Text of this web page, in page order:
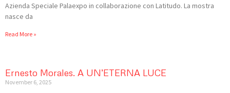
Azienda Speciale Palaexpo in collaborazione con Latitudo. La mostra
nasce da
Read More »
Ernesto Morales. A UN’ETERNA LUCE
November 6, 2025